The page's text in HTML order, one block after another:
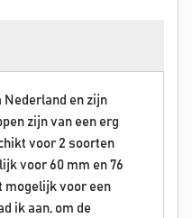
Nederland en zijn
zijn van een erg
voor 2 soorten
voor 60 mm en 76
mogelijk voor een
ik aan, om de